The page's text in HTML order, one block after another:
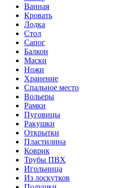
Ванная
Кровать
Лодка
Стол
Сапог
Балкон
Маски
Ножи
Хранение
Спальное место
Вольеры
Рамки
Пуговицы
Ракушки
Открытки
Пластилина
Коврик
Трубы ПВХ
Игольница
Из лоскутков